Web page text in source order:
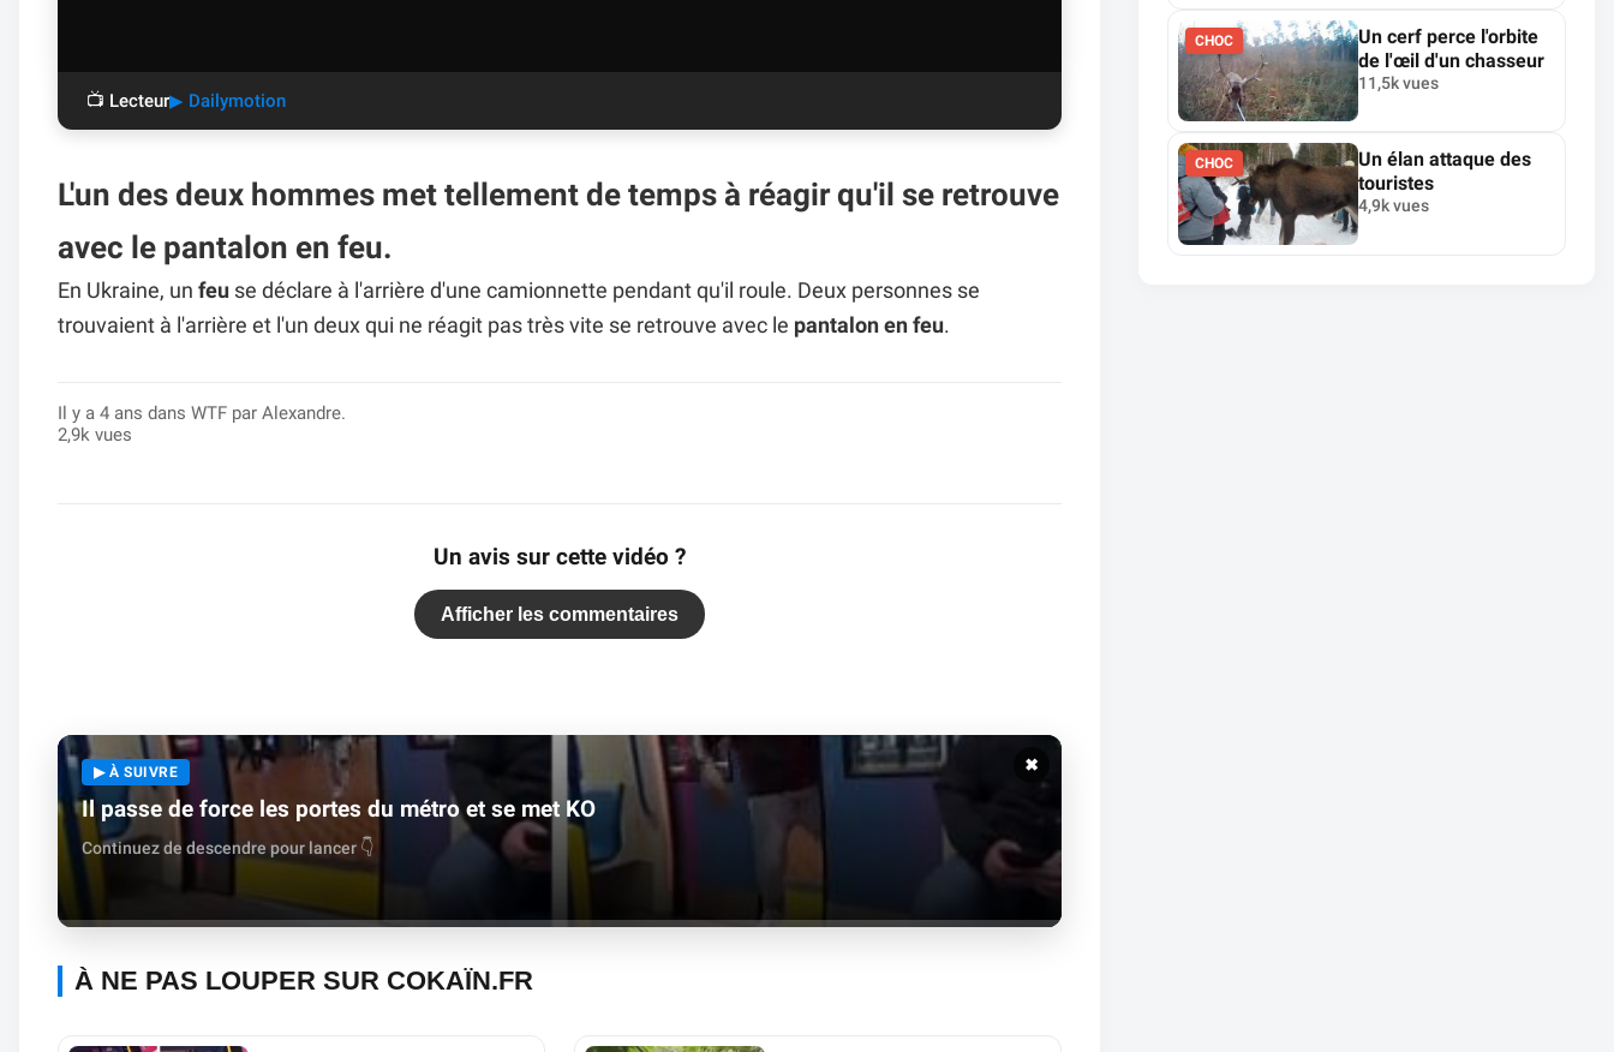
📺 Lecteur▶ Dailymotion
L'un des deux hommes met tellement de temps à réagir qu'il se retrouve
avec le pantalon en feu.
En Ukraine, un feu se déclare à l'arrière d'une camionnette pendant qu'il roule. Deux personnes se
trouvaient à l'arrière et l'un deux qui ne réagit pas très vite se retrouve avec le pantalon en feu.
Il y a 4 ans dans WTF par Alexandre.
2,9k vues
Un avis sur cette vidéo ?
Afficher les commentaires
✖
▶ À SUIVRE
Il passe de force les portes du métro et se met KO
Continuez de descendre pour lancer 👇
À NE PAS LOUPER SUR COKAÏN.FR
CHOC
Un cerf perce l'orbite
de l'œil d'un chasseur
11,5k vues
CHOC
Un élan attaque des
touristes
4,9k vues